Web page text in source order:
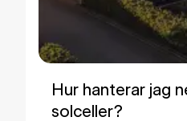
Hur hanterar jag
solceller?